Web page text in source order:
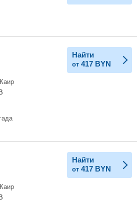
Найти
от 417 BYN
Найти
от 417 BYN